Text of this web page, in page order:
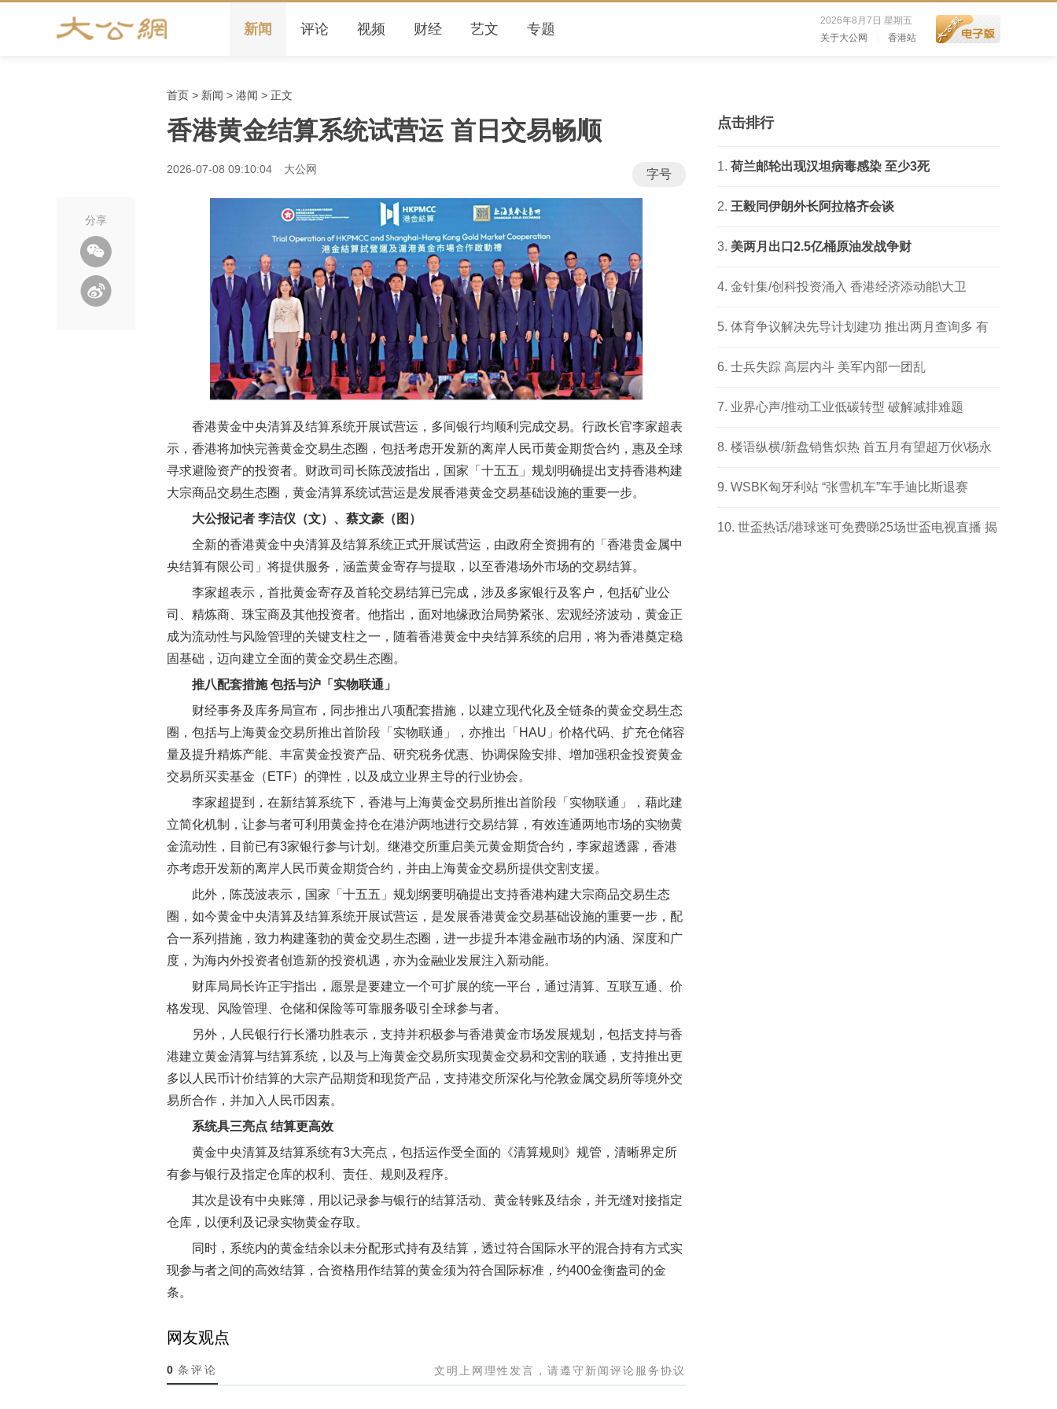
2026年8月7日 星期五
关于大公网
香港站
新闻 评论 视频 财经 艺文 专题
首页 > 新闻 > 港闻 > 正文
香港黄金结算系统试营运 首日交易畅顺
2026-07-08 09:10:04 大公网 字号
分享
香港黄金中央清算及结算系统开展试营运，多间银行均顺利完成交易。行政长官李家超表
示，香港将加快完善黄金交易生态圈，包括考虑开发新的离岸人民币黄金期货合约，惠及全球
寻求避险资产的投资者。财政司司长陈茂波指出，国家「十五五」规划明确提出支持香港构建
大宗商品交易生态圈，黄金清算系统试营运是发展香港黄金交易基础设施的重要一步。
大公报记者 李洁仪（文）、蔡文豪（图）
全新的香港黄金中央清算及结算系统正式开展试营运，由政府全资拥有的「香港贵金属中
央结算有限公司」将提供服务，涵盖黄金寄存与提取，以至香港场外市场的交易结算。
李家超表示，首批黄金寄存及首轮交易结算已完成，涉及多家银行及客户，包括矿业公
司、精炼商、珠宝商及其他投资者。他指出，面对地缘政治局势紧张、宏观经济波动，黄金正
成为流动性与风险管理的关键支柱之一，随着香港黄金中央结算系统的启用，将为香港奠定稳
固基础，迈向建立全面的黄金交易生态圈。
推八配套措施 包括与沪「实物联通」
财经事务及库务局宣布，同步推出八项配套措施，以建立现代化及全链条的黄金交易生态
圈，包括与上海黄金交易所推出首阶段「实物联通」，亦推出「HAU」价格代码、扩充仓储容
量及提升精炼产能、丰富黄金投资产品、研究税务优惠、协调保险安排、增加强积金投资黄金
交易所买卖基金（ETF）的弹性，以及成立业界主导的行业协会。
李家超提到，在新结算系统下，香港与上海黄金交易所推出首阶段「实物联通」，藉此建
立简化机制，让参与者可利用黄金持仓在港沪两地进行交易结算，有效连通两地市场的实物黄
金流动性，目前已有3家银行参与计划。继港交所重启美元黄金期货合约，李家超透露，香港
亦考虑开发新的离岸人民币黄金期货合约，并由上海黄金交易所提供交割支援。
此外，陈茂波表示，国家「十五五」规划纲要明确提出支持香港构建大宗商品交易生态
圈，如今黄金中央清算及结算系统开展试营运，是发展香港黄金交易基础设施的重要一步，配
合一系列措施，致力构建蓬勃的黄金交易生态圈，进一步提升本港金融市场的内涵、深度和广
度，为海内外投资者创造新的投资机遇，亦为金融业发展注入新动能。
财库局局长许正宇指出，愿景是要建立一个可扩展的统一平台，通过清算、互联互通、价
格发现、风险管理、仓储和保险等可靠服务吸引全球参与者。
另外，人民银行行长潘功胜表示，支持并积极参与香港黄金市场发展规划，包括支持与香
港建立黄金清算与结算系统，以及与上海黄金交易所实现黄金交易和交割的联通，支持推出更
多以人民币计价结算的大宗产品期货和现货产品，支持港交所深化与伦敦金属交易所等境外交
易所合作，并加入人民币因素。
系统具三亮点 结算更高效
黄金中央清算及结算系统有3大亮点，包括运作受全面的《清算规则》规管，清晰界定所
有参与银行及指定仓库的权利、责任、规则及程序。
其次是设有中央账簿，用以记录参与银行的结算活动、黄金转账及结余，并无缝对接指定
仓库，以便利及记录实物黄金存取。
同时，系统内的黄金结余以未分配形式持有及结算，透过符合国际水平的混合持有方式实
现参与者之间的高效结算，合资格用作结算的黄金须为符合国际标准，约400金衡盎司的金
条。
网友观点
0 条评论 文明上网理性发言，请遵守新闻评论服务协议
点击排行
荷兰邮轮出现汉坦病毒感染 至少3死
王毅同伊朗外长阿拉格齐会谈
美两月出口2.5亿桶原油发战争财
金针集/创科投资涌入 香港经济添动能\大卫
体育争议解决先导计划建功 推出两月查询多 有
成功个案
士兵失踪 高层内斗 美军内部一团乱
业界心声/推动工业低碳转型 破解减排难题
楼语纵横/新盘销售炽热 首五月有望超万伙\杨永
健 WSBK匈牙利站 “张雪机车”车手迪比斯退赛
世盃热话/港球迷可免费睇25场世盃电视直播 揭